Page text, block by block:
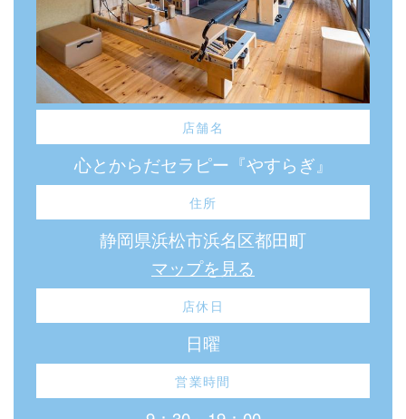
店舗名
心とからだセラピー『やすらぎ』
住所
静岡県浜松市浜名区都田町
マップを見る
店休日
日曜
営業時間